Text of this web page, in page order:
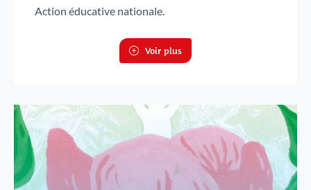
Action éducative nationale.
Voir plus